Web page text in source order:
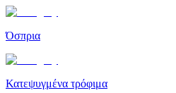
Όσπρια
Κατεψυγμένα τρόφιμα